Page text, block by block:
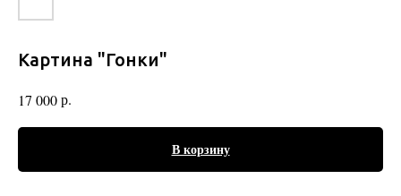
Картина "Гонки"
17 000р.
В корзину